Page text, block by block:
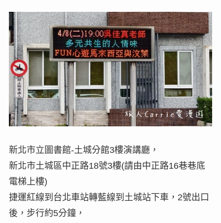
新北市立圖書館-土城分館3樓演講廳，
新北市土城區中正路18號3樓(請由中正路16巷巷底
電梯上樓)
捷運紅線到台北車站轉藍線到土城站下車，2號出口
後，步行約5分鐘，